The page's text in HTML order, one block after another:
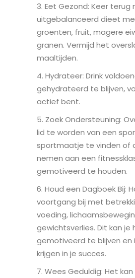
3. Eet Gezond: Keer terug
uitgebalanceerd dieet
groenten, fruit, magere
granen. Vermijd het
maaltijden.
4. Hydrateer: Drink
gehydrateerd te blijven,
actief bent.
5. Zoek Ondersteuning:
lid te worden van een
sportmaatje te vinden of
nemen aan een
gemotiveerd te houden.
6. Houd een Dagboek Bij:
voortgang bij met
voeding,
gewichtsverlies. Dit kan je
gemotiveerd te blijven en
krijgen in je succes.
7. Wees Geduldig: Het